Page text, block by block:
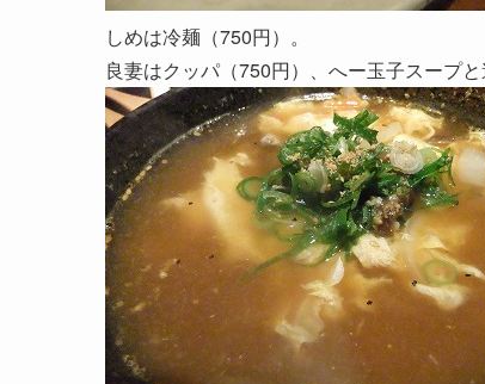
しめは冷麺（750円）。
良妻はクッパ（750円）、へー玉子スープと